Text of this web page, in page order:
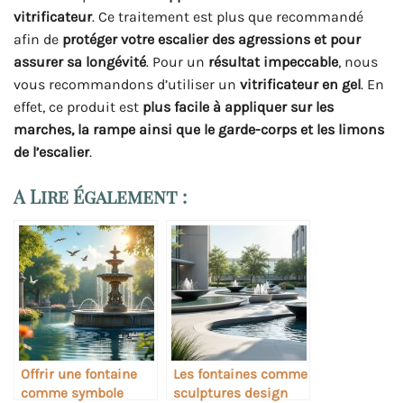
vitrificateur. Ce traitement est plus que recommandé
afin de protéger votre escalier des agressions et pour
assurer sa longévité. Pour un résultat impeccable, nous
vous recommandons d’utiliser un vitrificateur en gel. En
effet, ce produit est plus facile à appliquer sur les
marches, la rampe ainsi que le garde-corps et les limons
de l’escalier.
A Lire Également :
Offrir une fontaine
comme symbole
Les fontaines comme
sculptures design